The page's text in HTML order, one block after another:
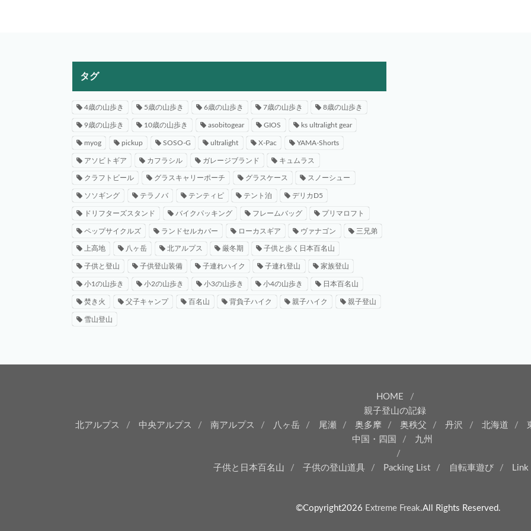
タグ
4歳の山歩き 5歳の山歩き 6歳の山歩き 7歳の山歩き 8歳の山歩き
9歳の山歩き 10歳の山歩き asobitogear GIOS ks ultralight gear
myog pickup SOSO-G ultralight X-Pac YAMA-Shorts
アソビトギア カフラシル ガレージブランド キュムラス
クラフトビール グラスキャリーポーチ グラスケース スノーシュー
ソソギング テラノバ テンティピ テント泊 デリカD5
ドリフターズスタンド バイクパッキング フレームバッグ プリマロフト
ペップサイクルズ ランドセルカバー ローカスギア ヴァナゴン 三兄弟
上高地 八ヶ岳 北アルプス 厳冬期 子供と歩く日本百名山
子供と登山 子供登山装備 子連れハイク 子連れ登山 家族登山
小1の山歩き 小2の山歩き 小3の山歩き 小4の山歩き 日本百名山
焚き火 父子キャンプ 百名山 背負子ハイク 親子ハイク 親子登山
雪山登山
HOME
親子登山の記録
北アルプス
中央アルプス 南アルプス 八ヶ岳 尾瀬 奥多摩 奥秩父 丹沢 北海道
中国・四国
九州
子供と日本百名山 子供の登山道具 Packing List 自転車遊び Link
©Copyright2026 Extreme Freak.All Rights Reserved.